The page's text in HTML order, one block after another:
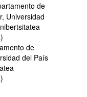
de
Universidad
de
del País